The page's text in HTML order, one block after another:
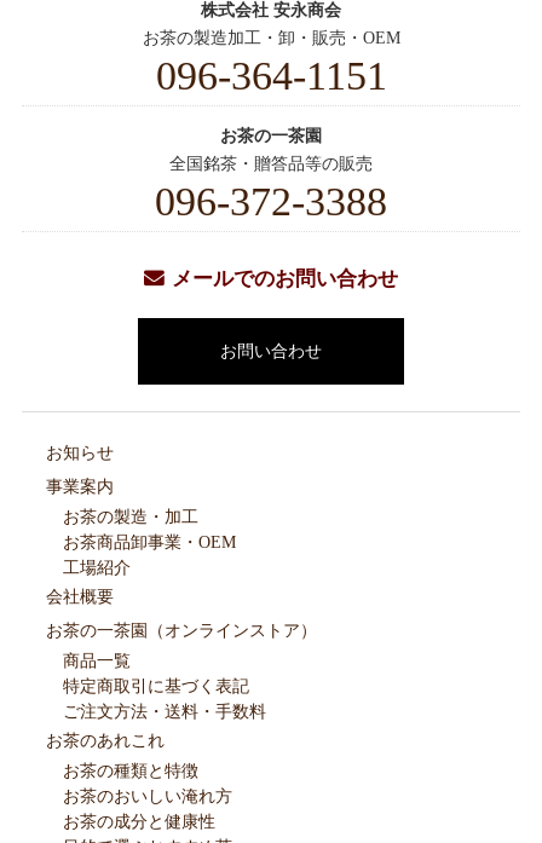
株式会社 安永商会
お茶の製造加工・卸・販売・OEM
096-364-1151
お茶の一茶園
全国銘茶・贈答品等の販売
096-372-3388
メールでのお問い合わせ
お問い合わせ
お知らせ
事業案内
お茶の製造・加工
お茶商品卸事業・OEM
工場紹介
会社概要
お茶の一茶園（オンラインストア）
商品一覧
特定商取引に基づく表記
ご注文方法・送料・手数料
お茶のあれこれ
お茶の種類と特徴
お茶のおいしい淹れ方
お茶の成分と健康性